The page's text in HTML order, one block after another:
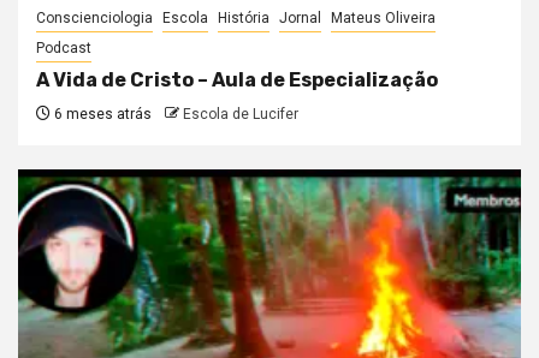
Conscienciologia Escola História Jornal
Mateus Oliveira
Podcast
A Vida de Cristo – Aula de Especialização
6 meses atrás Escola de Lucifer